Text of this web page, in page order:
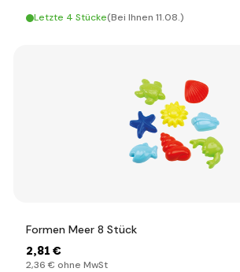
Letzte 4 Stücke(Bei Ihnen 11.08.)
Formen Meer 8 Stück
2,81 €
2,36 € ohne MwSt